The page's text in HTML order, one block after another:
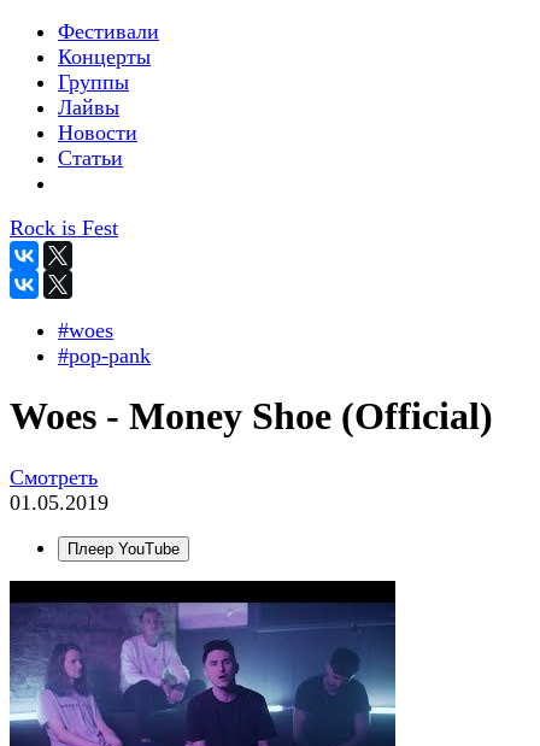
Фестивали
Концерты
Группы
Лайвы
Новости
Статьи
Rock is Fest
#woes
#pop-pank
Woes - Money Shoe (Official)
Смотреть
01.05.2019
Плеер YouTube